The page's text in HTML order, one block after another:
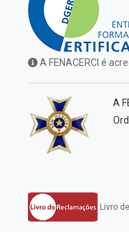
A FENACERCI é
A
Livro